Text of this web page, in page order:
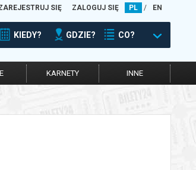
SIĘ ZALOGUJ SIĘ PL / EN
KIEDY? GDZIE? CO?
KARNETY INNE